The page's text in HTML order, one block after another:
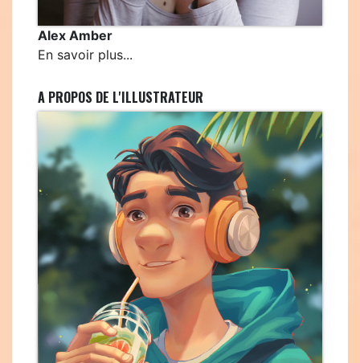
Alex Amber
En savoir plus...
A PROPOS DE L'ILLUSTRATEUR